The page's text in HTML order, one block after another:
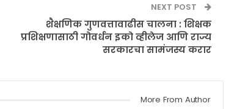
NEXT POST
शैक्षणिक गुणवत्तावाढीस चालना : शिक्षक
प्रशिक्षणासाठी गोवर्धन इको व्हीलेज आणि राज्य
सरकारचा सामंजस्य करार
More From Author